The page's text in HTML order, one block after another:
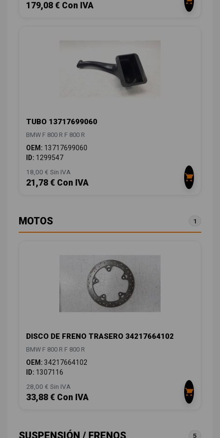
179,08 € Con IVA
TUBO 13717699060
BMW F 800 R F 800 R
OEM: 13717699060
ID: 1299547
18,00 € Sin IVA
21,78 € Con IVA
MOTOS 1
DISCO DE FRENO TRASERO 34217664102
BMW F 800 R F 800 R
OEM: 34217664102
ID: 1307116
28,00 € Sin IVA
33,88 € Con IVA
SUSPENSIÓN / FRENOS 5